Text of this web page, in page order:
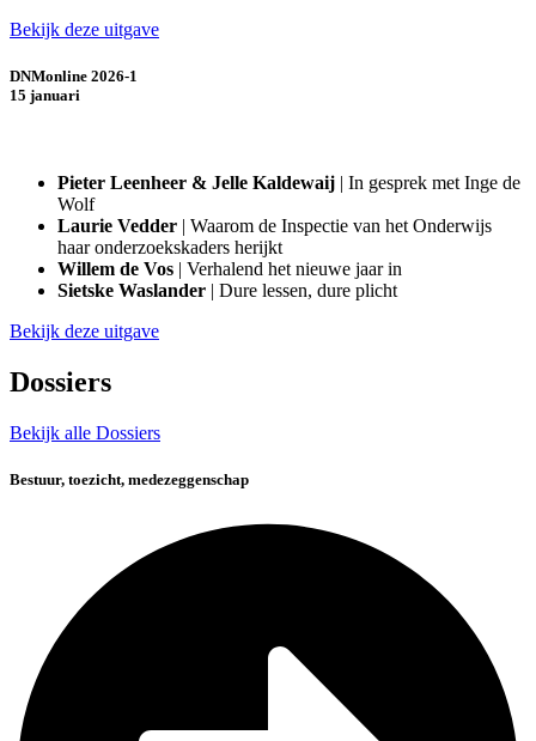
Bekijk deze uitgave
DNMonline 2026-1
15 januari
Pieter Leenheer & Jelle Kaldewaij | In gesprek met Inge de
Wolf
Laurie Vedder | Waarom de Inspectie van het Onderwijs
haar onderzoekskaders herijkt
Willem de Vos | Verhalend het nieuwe jaar in
Sietske Waslander | Dure lessen, dure plicht
Bekijk deze uitgave
Dossiers
Bekijk alle Dossiers
Bestuur, toezicht, medezeggenschap